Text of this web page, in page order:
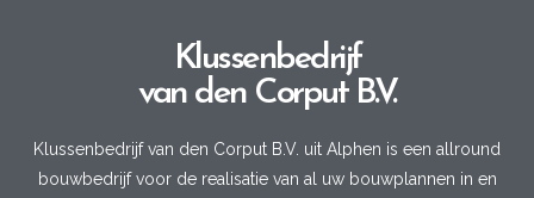
Klussenbedrijf
van den Corput B.V.
Klussenbedrijf van den Corput B.V. uit Alphen is een allround
bouwbedrijf voor de realisatie van al uw bouwplannen in en